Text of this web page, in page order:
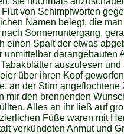
von Schimpfworten
Namen belegt, die
nach Sonnenuntergang,
einen Spalt der etwas
unmittelbar darangebauten
auszulesen
über ihren Kopf
an der Stirn
mir den brennenden
Alles an ihr ließ auf
Füße waren mit
verkündeten Anmut und